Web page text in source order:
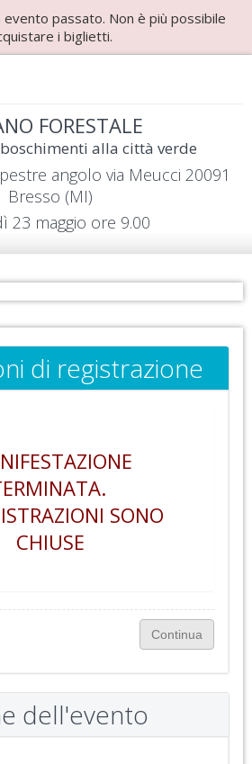
evento passato. Non è più possibile
i biglietti.
FORESTALE
alla città verde
angolo via Meucci 20091
Bresso (MI)
23 maggio ore 9.00
di registrazione
SONO
CHIUSE
dell'evento